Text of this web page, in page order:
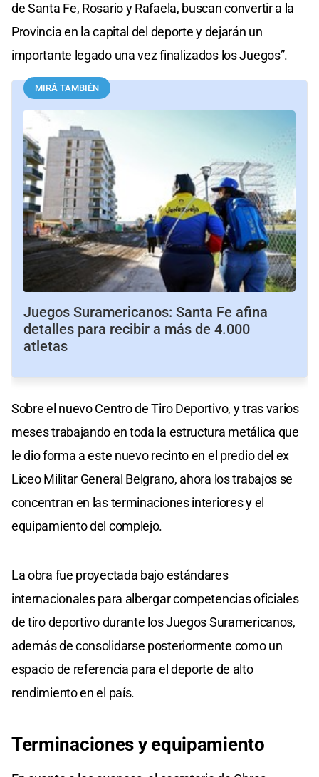
de Santa Fe, Rosario y Rafaela, buscan convertir a la
Provincia en la capital del deporte y dejarán un
importante legado una vez finalizados los Juegos”.
MIRÁ TAMBIÉN
Juegos Suramericanos: Santa Fe afina
detalles para recibir a más de 4.000
atletas
Sobre el nuevo Centro de Tiro Deportivo, y tras varios
meses trabajando en toda la estructura metálica que
le dio forma a este nuevo recinto en el predio del ex
Liceo Militar General Belgrano, ahora los trabajos se
concentran en las terminaciones interiores y el
equipamiento del complejo.
La obra fue proyectada bajo estándares
internacionales para albergar competencias oficiales
de tiro deportivo durante los Juegos Suramericanos,
además de consolidarse posteriormente como un
espacio de referencia para el deporte de alto
rendimiento en el país.
Terminaciones y equipamiento